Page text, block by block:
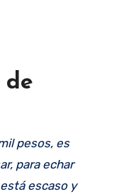
de
pesos, es
para echar
escaso y